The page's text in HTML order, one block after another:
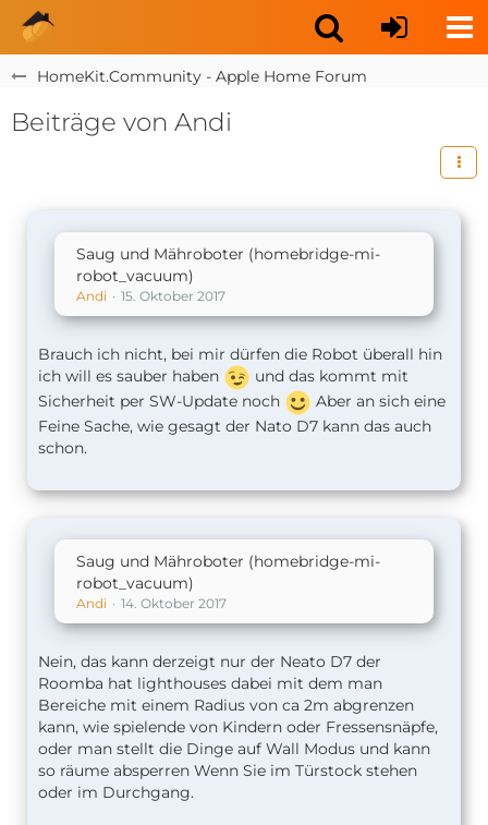
HomeKit.Community - Apple Home Forum
Beiträge von Andi
Saug und Mähroboter (homebridge-mi-
robot_vacuum)
Andi 15. Oktober 2017
Brauch ich nicht, bei mir dürfen die Robot überall hin
ich will es sauber haben
und das kommt mit
Sicherheit per SW-Update noch
Aber an sich eine
Feine Sache, wie gesagt der Nato D7 kann das auch
schon.
Saug und Mähroboter (homebridge-mi-
robot_vacuum)
Andi 14. Oktober 2017
Nein, das kann derzeigt nur der Neato D7 der
Roomba hat lighthouses dabei mit dem man
Bereiche mit einem Radius von ca 2m abgrenzen
kann, wie spielende von Kindern oder Fressensnäpfe,
oder man stellt die Dinge auf Wall Modus und kann
so räume absperren Wenn Sie im Türstock stehen
oder im Durchgang.